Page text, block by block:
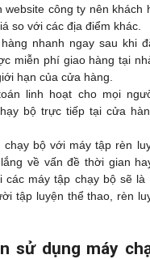
công ty nên khách
so với các địa điểm khác.
nhanh ngay sau khi
miễn phí giao hàng tại
hạn của cửa hàng.
linh hoạt cho mọi
bộ trực tiếp tại cửa
bộ với máy tập rèn
về vấn đề thời gian
các máy tập chạy bộ sẽ là
tập luyện thể thao, rèn
sử dụng máy